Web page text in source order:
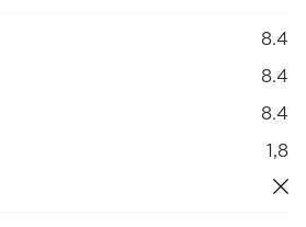
8.4
8.4
8.4
1,8